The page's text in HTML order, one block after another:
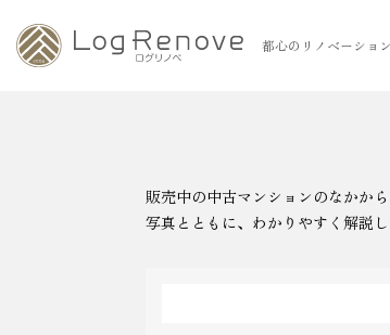
都心のリノベーショ
販売中の中古マンションのなかか
写真とともに、わかりやすく解説し